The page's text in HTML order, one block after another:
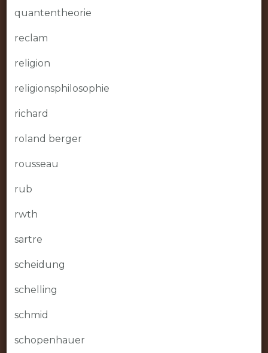
quantentheorie
reclam
religion
religionsphilosophie
richard
roland berger
rousseau
rub
rwth
sartre
scheidung
schelling
schmid
schopenhauer